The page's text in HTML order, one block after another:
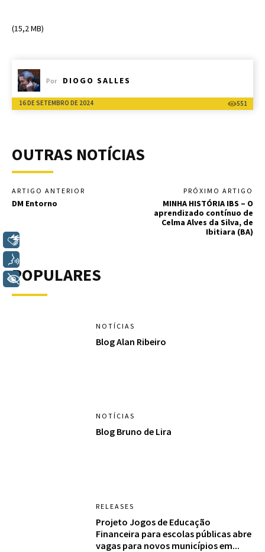
(15,2 MB)
Por DIOGO SALLES
16 DE SETEMBRO DE 2024 551
OUTRAS NOTÍCIAS
ARTIGO ANTERIOR
DM Entorno
PRÓXIMO ARTIGO
MINHA HISTÓRIA IBS – O
aprendizado contínuo de
Celma Alves da Silva, de
Ibitiara (BA)
POPULARES
NOTÍCIAS
Blog Alan Ribeiro
NOTÍCIAS
Blog Bruno de Lira
RELEASES
Projeto Jogos de Educação
Financeira para escolas públicas abre
vagas para novos municípios em...
+ Acessibilidade